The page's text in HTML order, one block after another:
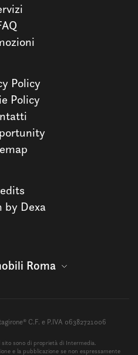
Policy
Policy
by Dexa
Roma
C.F. e P.IVA 06382721006
sono di proprietà di Intermedia.
e la pubblicazione se non espressamente